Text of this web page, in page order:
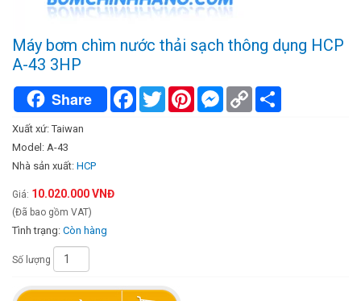
Máy bơm chìm nước thải sạch thông dụng HCP
A-43 3HP
Share FacebookTwitter PinterestMessenger
Copy
Link
Xuất xứ: Taiwan
Model: A-43
Nhà sản xuất: HCP
Giá: 10.020.000 VNĐ
(Đã bao gồm VAT)
Tình trạng: Còn hàng
Số lượng